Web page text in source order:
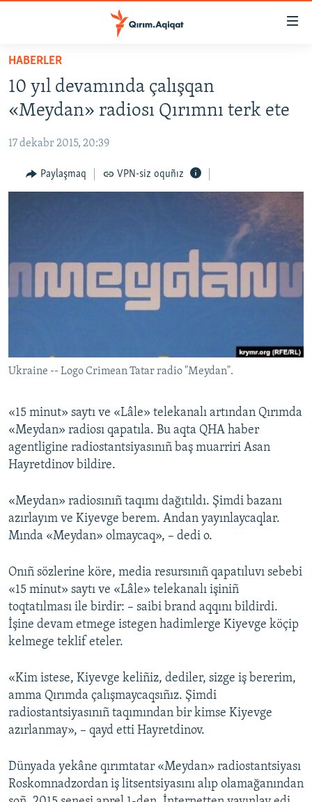
Esas
qaytmaq
Baş
navigatsiyağa
qaytmaq
qaytmaq
HABERLER
SİYASET
İQTİSADİYAT
CEMİYET
MEDENİYET
BLOGLAR
FİKİR
Українською
RFE/RS bütün saytları
HABERLER
10 yıl devamında çalışqan
«Meydan» radiosı Qırımnı terk ete
17 dekabr 2015, 20:39
Paylaşmaq VPN-siz oquñız
Ukraine -- Logo Crimean Tatar radio "Meydan".
«15 minut» saytı ve «Lâle» telekanalı artından Qırımda
«Meydan» radiosı qapatıla. Bu aqta QHA haber
agentligine radiostantsiyasınıñ baş muarriri Asan
Hayretdinov bildire.
«Meydan» radiosınıñ taqımı dağıtıldı. Şimdi bazanı
azırlayım ve Kiyevge berem. Andan yayınlaycaqlar.
Mında «Meydan» olmaycaq», – dedi o.
Onıñ sözlerine köre, media resursınıñ qapatıluvı sebebi
«15 minut» saytı ve «Lâle» telekanalı işiniñ
toqtatılması ile birdir: – saibi brand aqqını bildirdi.
İşine devam etmege istegen hadimlerge Kiyevge köçip
kelmege teklif eteler.
«Kim istese, Kiyevge keliñiz, dediler, sizge iş bererim,
amma Qırımda çalışmaycaqsıñız. Şimdi
radiostantsiyasınıñ taqımından bir kimse Kiyevge
azırlanmay», – qayd etti Hayretdinov.
Dünyada yekâne qırımtatar «Meydan» radiostantsiyası
Roskomnadzordan iş litsentsiyasını alıp olamağanından